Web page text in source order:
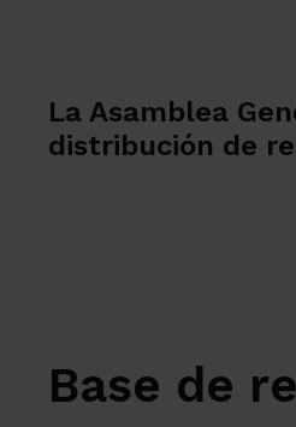
La Asamblea
distribución de
Base de